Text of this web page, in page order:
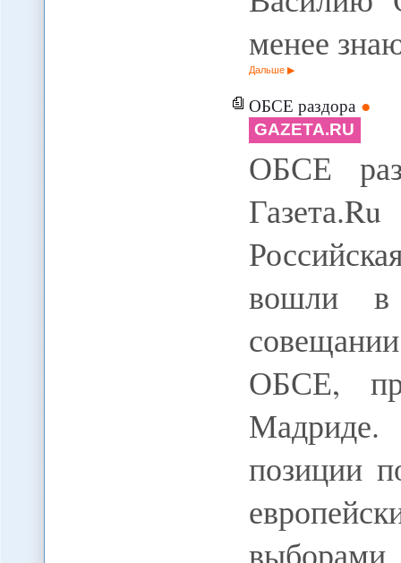
менее
Дальше
ОБСЕ раздора
GAZETA.RU
ОБСЕ
вошли в
ОБСЕ,
позиции